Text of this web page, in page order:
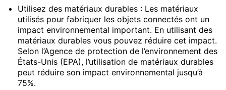
Utilisez des matériaux durables : Les matériaux
utilisés pour fabriquer les objets connectés ont un
impact environnemental important. En utilisant des
matériaux durables vous pouvez réduire cet impact.
Selon l’Agence de protection de l’environnement des
États-Unis (EPA), l’utilisation de matériaux durables
peut réduire son impact environnemental jusqu’à
75%.